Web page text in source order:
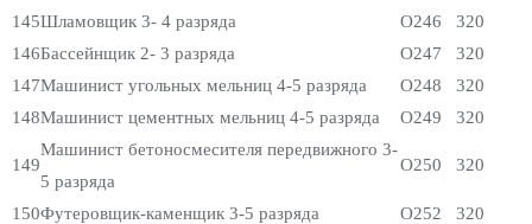
145Шламовщик 3- 4 разряда О246
320
146Бассейнщик 2- 3 разряда О247
320
147Машинист угольных мельниц 4-5 разряда О248
320
148Машинист цементных мельниц 4-5 разряда О249 320
149
Машинист бетоносмесителя передвижного 3-
5 разряда
О250 320
150Футеровщик-каменщик 3-5 разряда О252 320